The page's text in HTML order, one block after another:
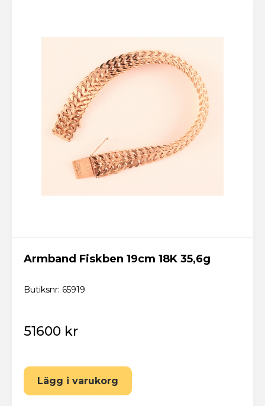
Armband Fiskben 19cm 18K 35,6g
Butiksnr: 65919
51600 kr
Lägg i varukorg